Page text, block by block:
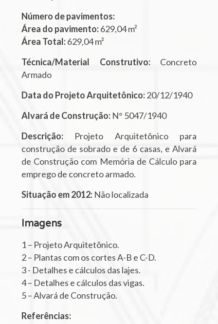
Número de pavimentos:
Área do pavimento:629,04 m²
Área Total:629,04 m²
Técnica/Material Construtivo:Concreto
Armado
Data do Projeto Arquitetônico:20/12/1940
Alvará de Construção: N° 5047/1940
Descrição: Projeto Arquitetônico para
construção de sobrado e de 6 casas, e Alvará
de Construção com Memória de Cálculo para
emprego de concreto armado.
Situação em 2012: Não localizada
Imagens
1 – Projeto Arquitetônico.
2 – Plantas com os cortes A-B e C-D.
3 - Detalhes e cálculos das lajes.
4 – Detalhes e cálculos das vigas.
5 – Alvará de Construção.
Referências: